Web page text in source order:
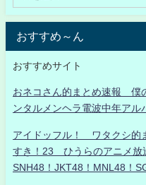
おすすめ～ん
おすすめサイト
おネコさん的まとめ速報 僕
ンタルメンヘラ電波中年ア
アイドッフル！ ワタクシ的
すき！23 ひうらのアニメ放
SNH48！JKT48！MNL48！